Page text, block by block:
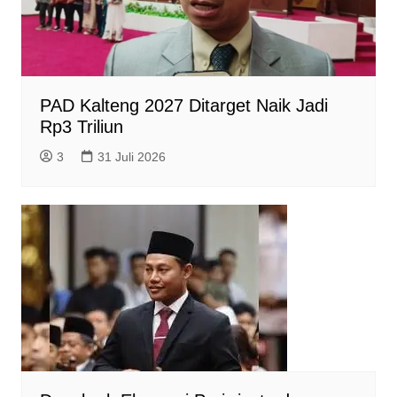
PAD Kalteng 2027 Ditarget Naik Jadi
Rp3 Triliun
3 31 Juli 2026